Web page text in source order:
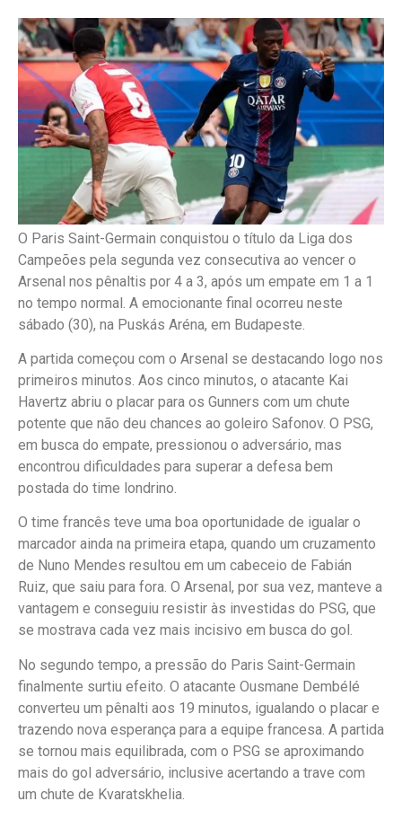
O Paris Saint-Germain conquistou o título da Liga dos
Campeões pela segunda vez consecutiva ao vencer o
Arsenal nos pênaltis por 4 a 3, após um empate em 1 a 1
no tempo normal. A emocionante final ocorreu neste
sábado (30), na Puskás Aréna, em Budapeste.
A partida começou com o Arsenal se destacando logo nos
primeiros minutos. Aos cinco minutos, o atacante Kai
Havertz abriu o placar para os Gunners com um chute
potente que não deu chances ao goleiro Safonov. O PSG,
em busca do empate, pressionou o adversário, mas
encontrou dificuldades para superar a defesa bem
postada do time londrino.
O time francês teve uma boa oportunidade de igualar o
marcador ainda na primeira etapa, quando um cruzamento
de Nuno Mendes resultou em um cabeceio de Fabián
Ruiz, que saiu para fora. O Arsenal, por sua vez, manteve a
vantagem e conseguiu resistir às investidas do PSG, que
se mostrava cada vez mais incisivo em busca do gol.
No segundo tempo, a pressão do Paris Saint-Germain
finalmente surtiu efeito. O atacante Ousmane Dembélé
converteu um pênalti aos 19 minutos, igualando o placar e
trazendo nova esperança para a equipe francesa. A partida
se tornou mais equilibrada, com o PSG se aproximando
mais do gol adversário, inclusive acertando a trave com
um chute de Kvaratskhelia.